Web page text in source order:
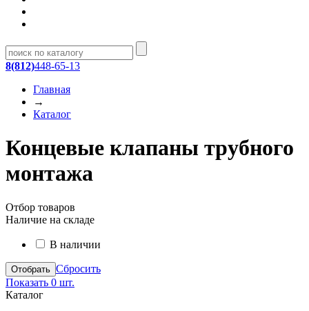
8(812)448-65-13
Главная
→
Каталог
Концевые клапаны трубного
монтажа
Отбор товаров
Наличие на складе
В наличии
Сбросить
Показать 0 шт.
Каталог